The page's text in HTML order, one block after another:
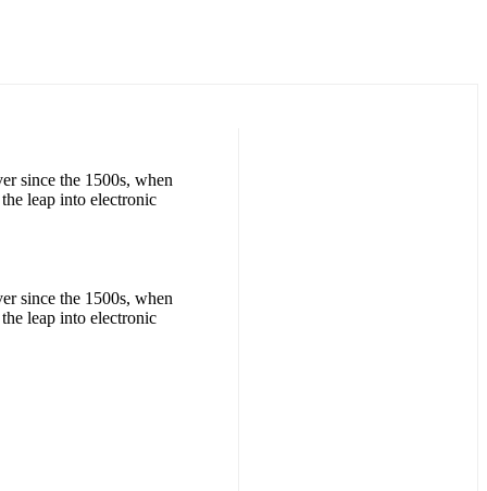
since the 1500s, when
leap into electronic
since the 1500s, when
leap into electronic